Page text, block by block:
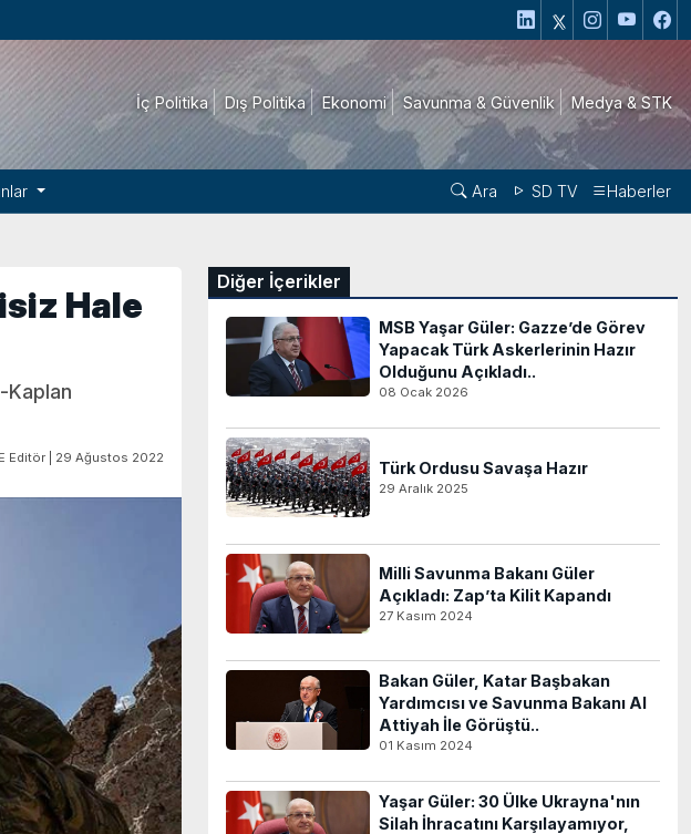
İç Politika Dış Politika Ekonomi Savunma & Güvenlik Medya & STK
Ara SD TV Haberler
Hale
Kaplan
Editör | 29 Ağustos 2022
Diğer İçerikler
MSB Yaşar Güler: Gazze’de Görev
Yapacak Türk Askerlerinin Hazır
Olduğunu Açıkladı..
08 Ocak 2026
Türk Ordusu Savaşa Hazır
29 Aralık 2025
Milli Savunma Bakanı Güler
Açıkladı: Zap’ta Kilit Kapandı
27 Kasım 2024
Bakan Güler, Katar Başbakan
Yardımcısı ve Savunma Bakanı Al
Attiyah İle Görüştü..
01 Kasım 2024
Yaşar Güler: 30 Ülke Ukrayna'nın
Silah İhracatını Karşılayamıyor,